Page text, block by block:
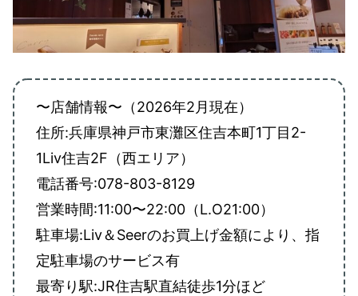
〜店舗情報〜（2026年2月現在）
住所:兵庫県神戸市東灘区住吉本町1丁目2-
1Liv住吉2F（西エリア）
電話番号:078-803-8129
営業時間:11:00〜22:00（L.O21:00）
駐車場:Liv＆Seerのお買上げ金額により、指
定駐車場のサービス有
最寄り駅:JR住吉駅直結徒歩1分ほど